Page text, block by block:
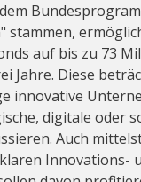
stammen,
auf bis zu 73
Jahre. Diese
innovative
digitale oder
Auch
Innovations-